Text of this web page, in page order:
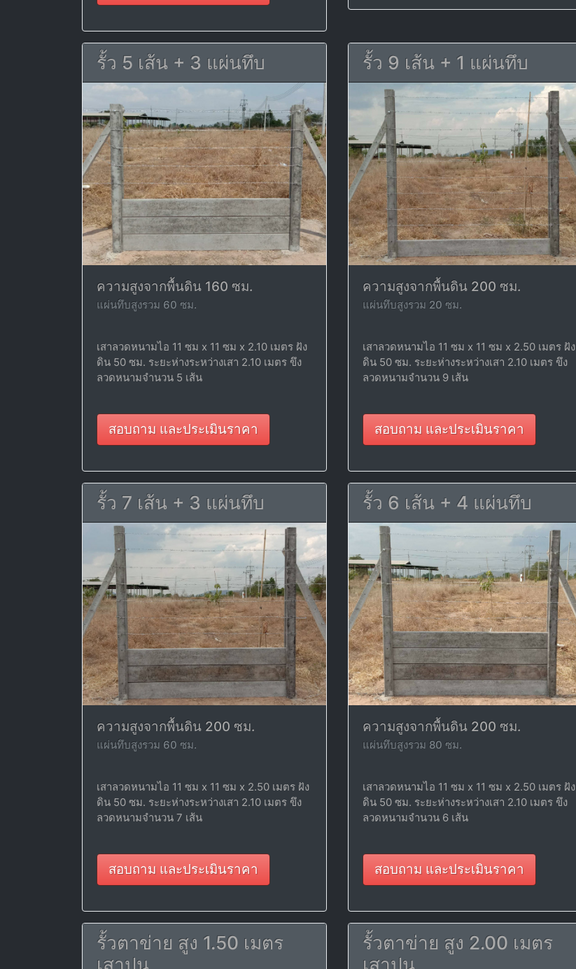
รั้ว 5 เส้น + 3 แผ่นทึบ
ความสูงจากพื้นดิน 160 ซม.
แผ่นทึบสูงรวม 60 ซม.
เสาลวดหนามไอ 11 ซม x 11 ซม x 2.10 เมตร ฝัง
ดิน 50 ซม. ระยะห่างระหว่างเสา 2.10 เมตร ขึง
ลวดหนามจำนวน 5 เส้น
สอบถาม และประเมินราคา
รั้ว 9 เส้น + 1 แผ่นทึบ
ความสูงจากพื้นดิน 200 ซม.
แผ่นทึบสูงรวม 20 ซม.
เสาลวดหนามไอ 11 ซม x 11 ซม x 2.50 เมตร ฝัง
ดิน 50 ซม. ระยะห่างระหว่างเสา 2.10 เมตร ขึง
ลวดหนามจำนวน 9 เส้น
สอบถาม และประเมินราคา
รั้ว 7 เส้น + 3 แผ่นทึบ
ความสูงจากพื้นดิน 200 ซม.
แผ่นทึบสูงรวม 60 ซม.
เสาลวดหนามไอ 11 ซม x 11 ซม x 2.50 เมตร ฝัง
ดิน 50 ซม. ระยะห่างระหว่างเสา 2.10 เมตร ขึง
ลวดหนามจำนวน 7 เส้น
สอบถาม และประเมินราคา
รั้ว 6 เส้น + 4 แผ่นทึบ
ความสูงจากพื้นดิน 200 ซม.
แผ่นทึบสูงรวม 80 ซม.
เสาลวดหนามไอ 11 ซม x 11 ซม x 2.50 เมตร ฝัง
ดิน 50 ซม. ระยะห่างระหว่างเสา 2.10 เมตร ขึง
ลวดหนามจำนวน 6 เส้น
สอบถาม และประเมินราคา
รั้วตาข่าย สูง 1.50 เมตร
เสาปูน
รั้วตาข่าย สูง 2.00 เมตร
เสาปูน